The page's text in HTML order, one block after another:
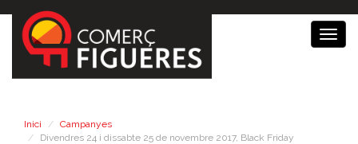
Inici
Campanyes
Divendres 24 i dissabte 25 de novembre 2017, Black Friday